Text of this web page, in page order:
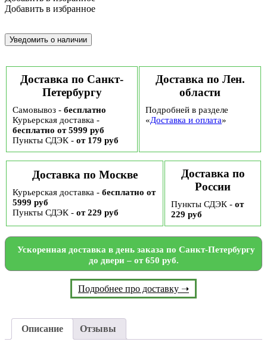
Добавить в избранное
Доставка по Санкт-
Петербургу
Самовывоз - бесплатно
Курьерская доставка -
бесплатно от 5999 руб
Пункты СДЭК - от 179 руб
Доставка по Лен.
области
Подробней в разделе
«Доставка и оплата»
Доставка по Москве
Курьерская доставка - бесплатно от
5999 руб
Пункты СДЭК - от 229 руб
Доставка по
России
Пункты СДЭК - от
229 руб
Ускоренная доставка в день заказа по Санкт-Петербургу
до двери – от 650 руб.
Подробнее про доставку ➝
Описание Отзывы